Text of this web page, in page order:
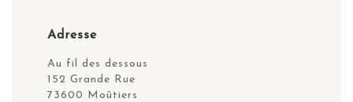
Adresse
Au fil des dessous
152 Grande Rue
73600 Moûtiers